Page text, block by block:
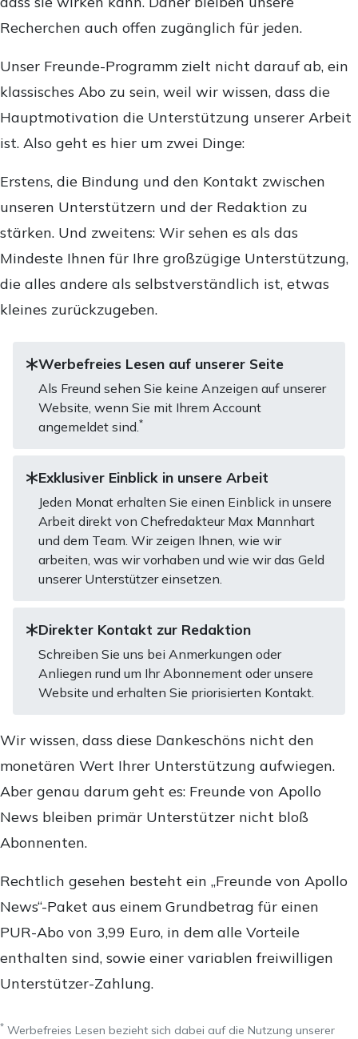
Recherchen auch offen zugänglich für jeden.
Unser Freunde-Programm zielt nicht darauf ab, ein
klassisches Abo zu sein, weil wir wissen, dass die
Hauptmotivation die Unterstützung unserer Arbeit
ist. Also geht es hier um zwei Dinge:
Erstens, die Bindung und den Kontakt zwischen
unseren Unterstützern und der Redaktion zu
stärken. Und zweitens: Wir sehen es als das
Mindeste Ihnen für Ihre großzügige Unterstützung,
die alles andere als selbstverständlich ist, etwas
kleines zurückzugeben.
Werbefreies Lesen auf unserer Seite
Als Freund sehen Sie keine Anzeigen auf unserer
Website, wenn Sie mit Ihrem Account
angemeldet sind.*
Exklusiver Einblick in unsere Arbeit
Jeden Monat erhalten Sie einen Einblick in unsere
Arbeit direkt von Chefredakteur Max Mannhart
und dem Team. Wir zeigen Ihnen, wie wir
arbeiten, was wir vorhaben und wie wir das Geld
unserer Unterstützer einsetzen.
Direkter Kontakt zur Redaktion
Schreiben Sie uns bei Anmerkungen oder
Anliegen rund um Ihr Abonnement oder unsere
Website und erhalten Sie priorisierten Kontakt.
Wir wissen, dass diese Dankeschöns nicht den
monetären Wert Ihrer Unterstützung aufwiegen.
Aber genau darum geht es: Freunde von Apollo
News bleiben primär Unterstützer nicht bloß
Abonnenten.
Rechtlich gesehen besteht ein „Freunde von Apollo
News“-Paket aus einem Grundbetrag für einen
PUR-Abo von 3,99 Euro, in dem alle Vorteile
enthalten sind, sowie einer variablen freiwilligen
Unterstützer-Zahlung.
* Werbefreies Lesen bezieht sich dabei auf die Nutzung unserer